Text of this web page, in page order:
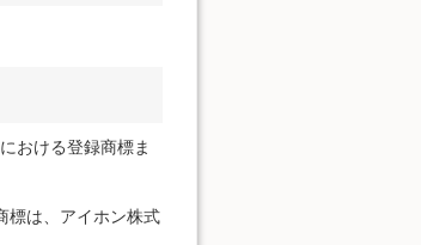
おける登録商標ま
標は、アイホン株式